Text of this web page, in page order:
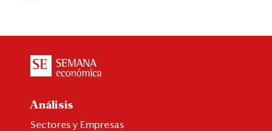
Análisis
Sectores y Empresas